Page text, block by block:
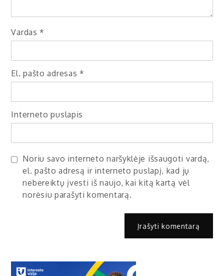
Vardas *
El. pašto adresas *
Interneto puslapis
Noriu savo interneto naršyklėje išsaugoti vardą,
el. pašto adresą ir interneto puslapį, kad jų
nebereiktų įvesti iš naujo, kai kitą kartą vėl
norėsiu parašyti komentarą.